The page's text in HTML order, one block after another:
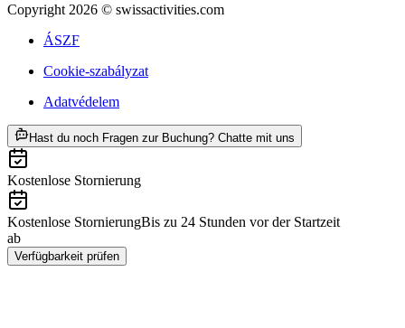
Copyright 2026 © swissactivities.com
ÁSZF
Cookie-szabályzat
Adatvédelem
Hast du noch Fragen zur Buchung? Chatte mit uns
Kostenlose Stornierung
Kostenlose StornierungBis zu 24 Stunden vor der Startzeit
ab
Verfügbarkeit prüfen